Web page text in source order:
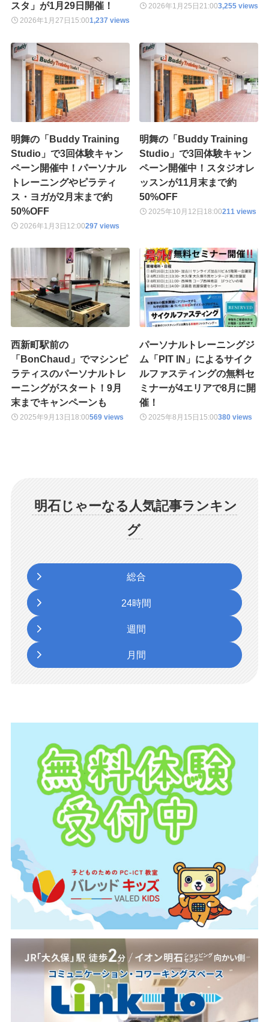
スタ」が1月29日開催！
2026年1月27日 15:001,237 views
2026年1月25日21:003,255 views
明舞の「Buddy Training
Studio」で3回体験キャン
ペーン開催中！パーソナル
トレーニングやピラティ
ス・ヨガが2月末まで約
50%OFF
2026年1月3日 12:00297 views
明舞の「Buddy Training
Studio」で3回体験キャン
ペーン開催中！スタジオレ
ッスンが11月末まで約
50%OFF
2025年10月12日 18:00211 views
西新町駅前の
「BonChaud」でマシンピ
ラティスのパーソナルトレ
ーニングがスタート！9月
末までキャンペーンも
2025年9月13日 18:00569 views
パーソナルトレーニングジ
ム「PIT IN」によるサイク
ルファスティングの無料セ
ミナーが4エリアで8月に開
催！
2025年8月15日 15:00380 views
明石じゃーなる人気記事ランキン
グ
総合
24時間
週間
月間